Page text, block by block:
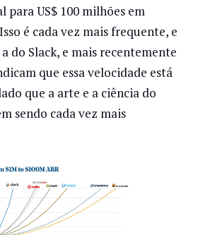
para US$ 100 milhões em
é cada vez mais frequente, e
do Slack, e mais recentemente
que essa velocidade está
que a arte e a ciência do
sendo cada vez mais